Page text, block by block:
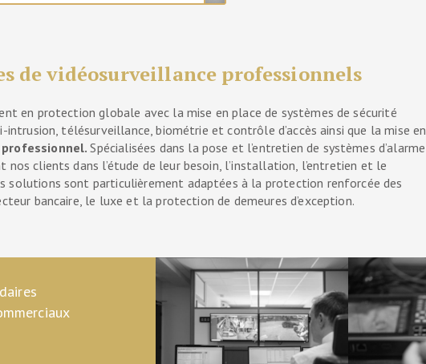
de vidéosurveillance professionnels
en protection globale avec la mise en place de systèmes de sécurité
télésurveillance, biométrie et contrôle d’accès ainsi que la mise en
Spécialisées dans la pose et l’entretien de systèmes d’alarme
nos clients dans l’étude de leur besoin, l’installation, l’entretien et le
solutions sont particulièrement adaptées à la protection renforcée des
bancaire, le luxe et la protection de demeures d’exception.